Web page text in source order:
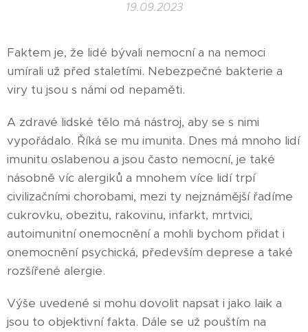
19.09.2023
Faktem je, že lidé bývali nemocní a na nemoci
umírali už před staletími. Nebezpečné bakterie a
viry tu jsou s námi od nepaměti.
A zdravé lidské tělo má nástroj, aby se s nimi
vypořádalo. Říká se mu imunita. Dnes má mnoho lidí
imunitu oslabenou a jsou často nemocní, je také
násobně víc alergiků a mnohem více lidí trpí
civilizačními chorobami, mezi ty nejznámější řadíme
cukrovku, obezitu, rakovinu, infarkt, mrtvici,
autoimunitní onemocnění a mohli bychom přidat i
onemocnění psychická, především deprese a také
rozšířené alergie.
Výše uvedené si mohu dovolit napsat i jako laik a
jsou to objektivní fakta. Dále se už pouštím na